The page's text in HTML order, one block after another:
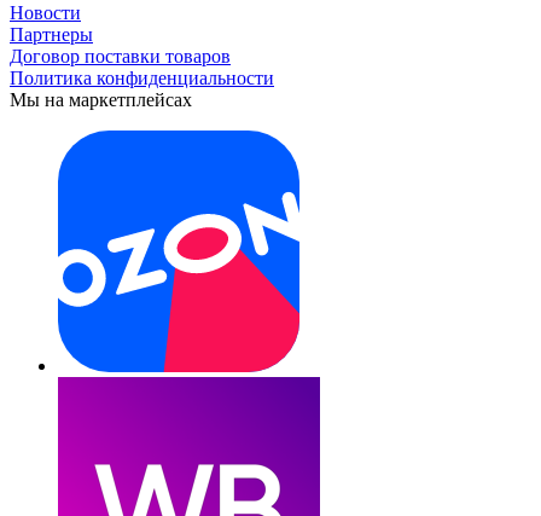
Новости
Партнеры
Договор поставки товаров
Политика конфиденциальности
Мы на маркетплейсах